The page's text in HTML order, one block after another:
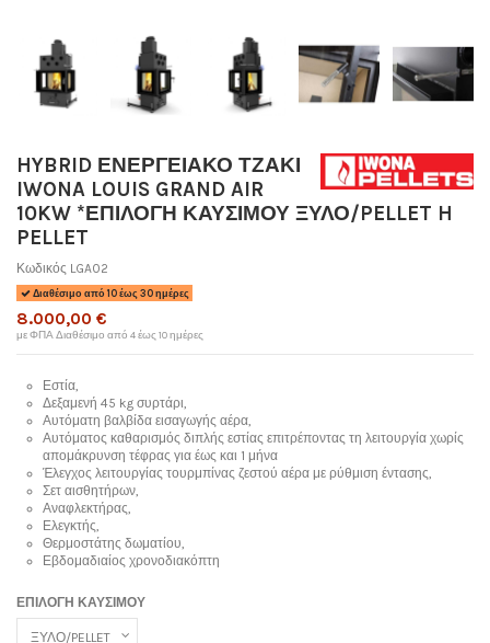
HYBRID ΕΝΕΡΓΕΙΑΚΟ ΤΖΑΚΙ
IWONA LOUIS GRAND AIR
10KW *ΕΠΙΛΟΓΗ ΚΑΥΣΙΜΟΥ ΞΥΛΟ/PELLET H
PELLET
Κωδικός LGA02
Διαθέσιμο από 10 έως 30 ημέρες
8.000,00 €
με ΦΠΑΔιαθέσιμο από 4 έως 10 ημέρες
Εστία,
Δεξαμενή 45 kg συρτάρι,
Αυτόματη βαλβίδα εισαγωγής αέρα,
Αυτόματος καθαρισμός διπλής εστίας επιτρέποντας τη λειτουργία χωρίς
απομάκρυνση τέφρας για έως και 1 μήνα
Έλεγχος λειτουργίας τουρμπίνας ζεστού αέρα με ρύθμιση έντασης,
Σετ αισθητήρων,
Αναφλεκτήρας,
Ελεγκτής,
Θερμοστάτης δωματίου,
Εβδομαδιαίος χρονοδιακόπτη
ΕΠΙΛΟΓΗ ΚΑΥΣΙΜΟΥ